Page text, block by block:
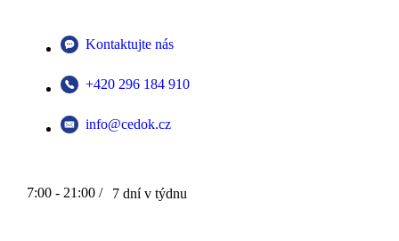
Kontaktujte nás
+420 296 184 910
info@cedok.cz
7:00 - 21:00 / 7 dní v týdnu